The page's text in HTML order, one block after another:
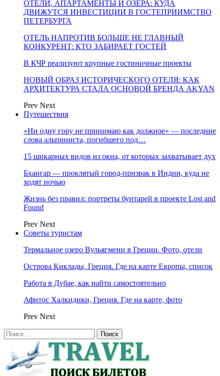
ОТЕЛИ, АПАРТАМЕНТЫ И ОЗЁРА: КУДА
ДВИЖУТСЯ ИНВЕСТИЦИИ В ГОСТЕПРИИМСТВО
ПЕТЕРБУРГА
ОТЕЛЬ НАПРОТИВ БОЛЬШЕ НЕ ГЛАВНЫЙ
КОНКУРЕНТ: КТО ЗАБИРАЕТ ГОСТЕЙ
В КЧР реализуют крупные гостиничные проекты
НОВЫЙ ОБРАЗ ИСТОРИЧЕСКОГО ОТЕЛЯ: КАК
АРХИТЕКТУРА СТАЛА ОСНОВОЙ БРЕНДА AKYAN
Prev Next
Путешествия
«Ни одну гору не принимаю как должное» — последние
слова альпиниста, погибшего под…
15 шикарных видов из окна, от которых захватывает дух
Бхангар — проклятый город-призрак в Индии, куда не
ходят ночью
Жизнь без правил: портреты бунтарей в проекте Lost and
Found
Prev Next
Советы туристам
Термальное озеро Вульягмени в Греции. Фото, отели
Острова Киклады, Греция. Где на карте Европы, список
Работа в Дубае, как найти самостоятельно
Афитос Халкидики, Греция. Где на карте, фото
Prev Next